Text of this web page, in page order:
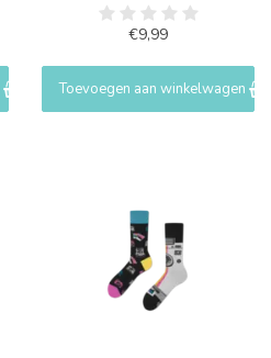
€9,99
Toevoegen aan winkelwagen